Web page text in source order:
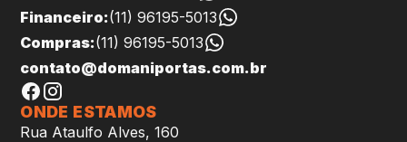
Financeiro:(11) 96195-5013
Compras:(11) 96195-5013
contato@domaniportas.com.br
ONDE ESTAMOS
Rua Ataulfo Alves, 160